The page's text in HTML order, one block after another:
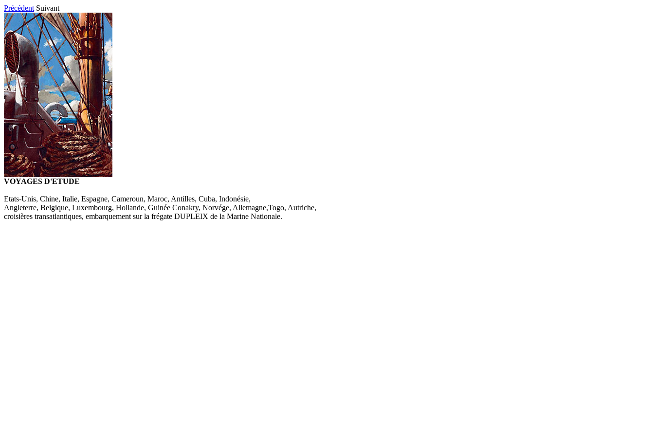
Précédent Suivant
VOYAGES D'ETUDE
Etats-Unis, Chine, Italie, Espagne, Cameroun, Maroc, Antilles, Cuba, Indonésie,
Angleterre, Belgique, Luxembourg, Hollande, Guinée Conakry, Norvége, Allemagne,Togo, Autriche,
croisières transatlantiques, embarquement sur la frégate DUPLEIX de la Marine Nationale.